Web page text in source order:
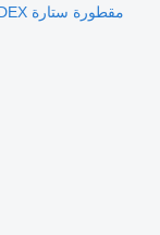
مقطورة ستارة Wecon PLANDEX